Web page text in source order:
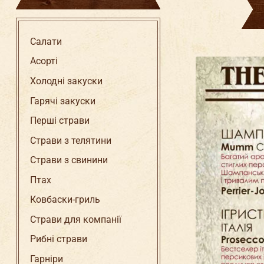
Салати
Асорті
Холодні закуски
Гарячі закуски
Перші страви
Страви з телятини
Страви з свинини
Птах
Ковбаски-гриль
Страви для компанії
Рибні страви
Гарніри